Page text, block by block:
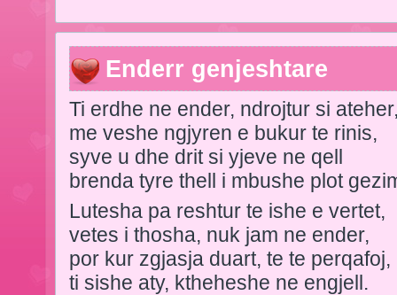
Enderr genjeshtare
Ti erdhe ne ender, ndrojtur si
me veshe ngjyren e bukur te rinis,
syve u dhe drit si yjeve ne qell
brenda tyre thell i mbushe plot
Lutesha pa reshtur te ishe e vertet,
vetes i thosha, nuk jam ne ender,
por kur zgjasja duart, te te perqafoj,
ti sishe aty, ktheheshe ne engjell.